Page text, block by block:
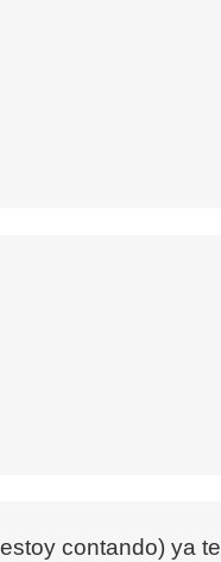
contando) ya